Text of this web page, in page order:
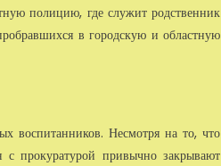
полицию, где служит родственник
в городскую и областную
воспитанников. Несмотря на то, что
прокуратурой привычно закрывают